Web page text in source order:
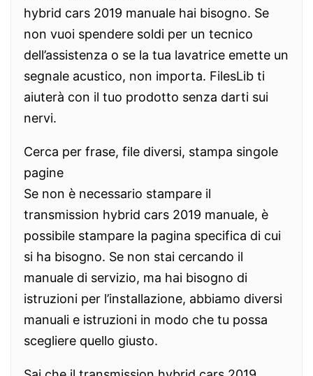
hybrid cars 2019 manuale hai bisogno. Se
non vuoi spendere soldi per un tecnico
dell’assistenza o se la tua lavatrice emette un
segnale acustico, non importa. FilesLib ti
aiuterà con il tuo prodotto senza darti sui
nervi.
Cerca per frase, file diversi, stampa singole
pagine
Se non è necessario stampare il
transmission hybrid cars 2019 manuale, è
possibile stampare la pagina specifica di cui
si ha bisogno. Se non stai cercando il
manuale di servizio, ma hai bisogno di
istruzioni per l’installazione, abbiamo diversi
manuali e istruzioni in modo che tu possa
scegliere quello giusto.